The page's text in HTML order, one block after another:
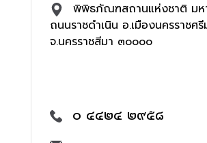
พิพิธภัณฑสถานแห่งชาติ มห
ถนนราชดำเนิน อ.เมืองนครราชศรี
จ.นครราชสีมา ๓๐๐๐๐
๐ ๔๔๒๔ ๒๙๕๘